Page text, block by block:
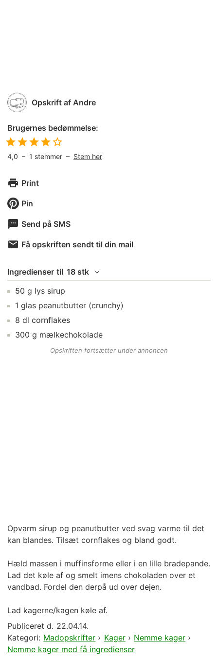
Opskrift af Andre
Brugernes bedømmelse:
4,0 – 1 stemmer – Stem her
Print
Pin
Send på SMS
Få opskriften sendt til din mail
Ingredienser til 18 stk
50 g lys sirup
1 glas peanutbutter (crunchy)
8 dl cornflakes
300 g mælkechokolade
Opskriften fortsætter under annoncen
Opvarm sirup og peanutbutter ved svag varme til det
kan blandes. Tilsæt cornflakes og bland godt.
Hæld massen i muffinsforme eller i en lille bradepande.
Lad det køle af og smelt imens chokoladen over et
vandbad. Fordel den derpå ud over dejen.
Lad kagerne/kagen køle af.
Publiceret d. 22.04.14.
Kategori: Madopskrifter › Kager› Nemme kager ›
Nemme kager med få ingredienser